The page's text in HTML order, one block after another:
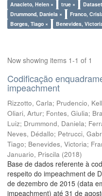
Anacleto, Helen ×
true ×
Drummond, Daniela ×
Franco,
Borges, Tiago ×
Benevides,
Now showing items 1-1 of 1
Codificação
impeachment
Rizzotto, Carla; Prudencio,
Oliari, Artur; Fontes, Giulia;
Luiz; Drummond, Daniela;
Neves, Dédallo; Petrucci,
Tiago; Benevides, Victoria;
Januario, Priscila (2018)
Base de dados referente à
respeito do impeachment de
de dezembro de 2015 (data
impeachment) até 31 de